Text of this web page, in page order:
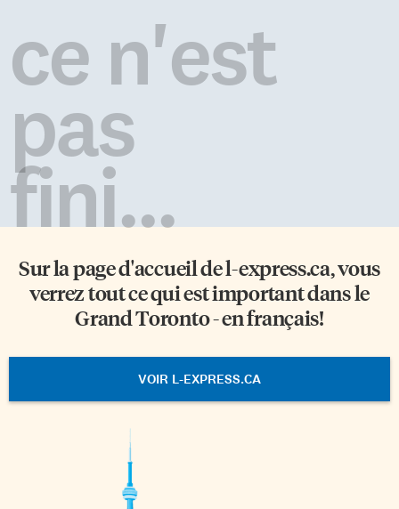
ce n'est
pas
fini...
Sur la page d'accueil del-express.ca, vous
verrez tout ce qui est important dans le
Grand Toronto - en français!
VOIR L-EXPRESS.CA